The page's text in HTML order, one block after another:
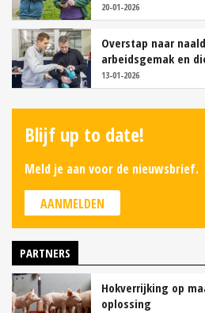
20-01-2026
Overstap naar
arbeidsgemak en
13-01-2026
Blijf up to date!
Meld je aan voor de nieuwsbrief.
AANMELDEN
PARTNERS
Hokverrijking op
oplossing